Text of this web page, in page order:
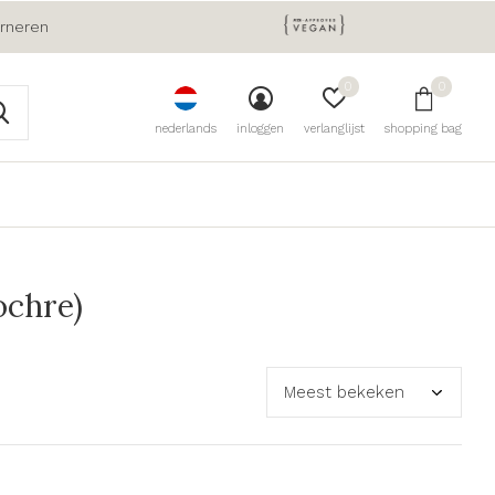
nederlands inloggen verlanglijst
0
shopping bag
0